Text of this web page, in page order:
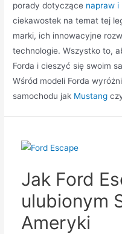
porady dotyczące napraw i
ciekawostek na temat tej
marki, ich innowacyjne
technologie. Wszystko to,
Forda i cieszyć się swoim
Wśród modeli Forda
samochodu jak Mustang
Jak Ford
ulubionym
Ameryki